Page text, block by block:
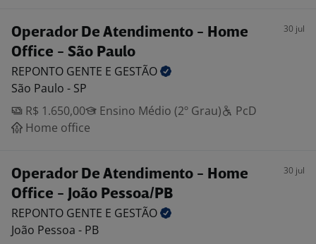
Operador De Atendimento - Home
Office - São Paulo
30 jul
REPONTO GENTE E GESTÃO
São Paulo - SP
R$ 1.650,00
Ensino Médio (2º Grau)
PcD
Home office
Operador De Atendimento - Home
Office - João Pessoa/PB
30 jul
REPONTO GENTE E GESTÃO
João Pessoa - PB